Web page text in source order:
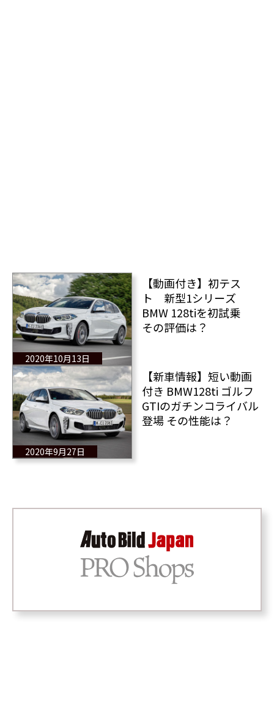
2020年10月13日
【動画付き】初テス
ト 新型1シリーズ
BMW 128tiを初試乗
その評価は？
2020年9月27日
【新車情報】短い動画
付き BMW128ti ゴルフ
GTIのガチンコライバル
登場 その性能は？